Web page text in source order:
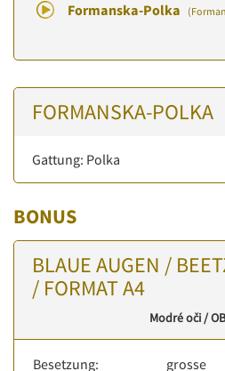
Formanska-Polka
FORMANSKA-POLKA
Gattung: Polka
BONUS
BLAUE AUGEN /
/ FORMAT A4
Modré oči /
Besetzung: grosse